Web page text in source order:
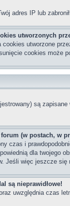
adres IP lub
utworzonych
cookies utworzone
cookies może
są
(w postach, w
czas i
dla twojego
Jeśli więc jeszcze
są nieprawidłowe!
uwzględnia czas